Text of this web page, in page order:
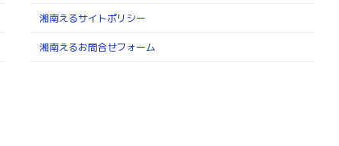
湘南えるサイトポリシー
湘南えるお問合せフォーム